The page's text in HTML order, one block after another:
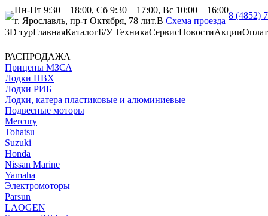
Пн-Пт 9:30 – 18:00, Сб 9:30 – 17:00, Вс 10:00 – 16:00
г. Ярославль, пр-т Октября, 78 лит.В Схема проезда
8 (4852)
3D турГлавнаяКаталогБ/У ТехникаСервисНовостиАкции
РАСПРОДАЖА
Прицепы МЗСА
Лодки ПВХ
Лодки РИБ
Лодки, катера пластиковые и алюминиевые
Подвесные моторы
Mercury
Tohatsu
Suzuki
Honda
Nissan Marine
Yamaha
Электромоторы
Parsun
LAOGEN